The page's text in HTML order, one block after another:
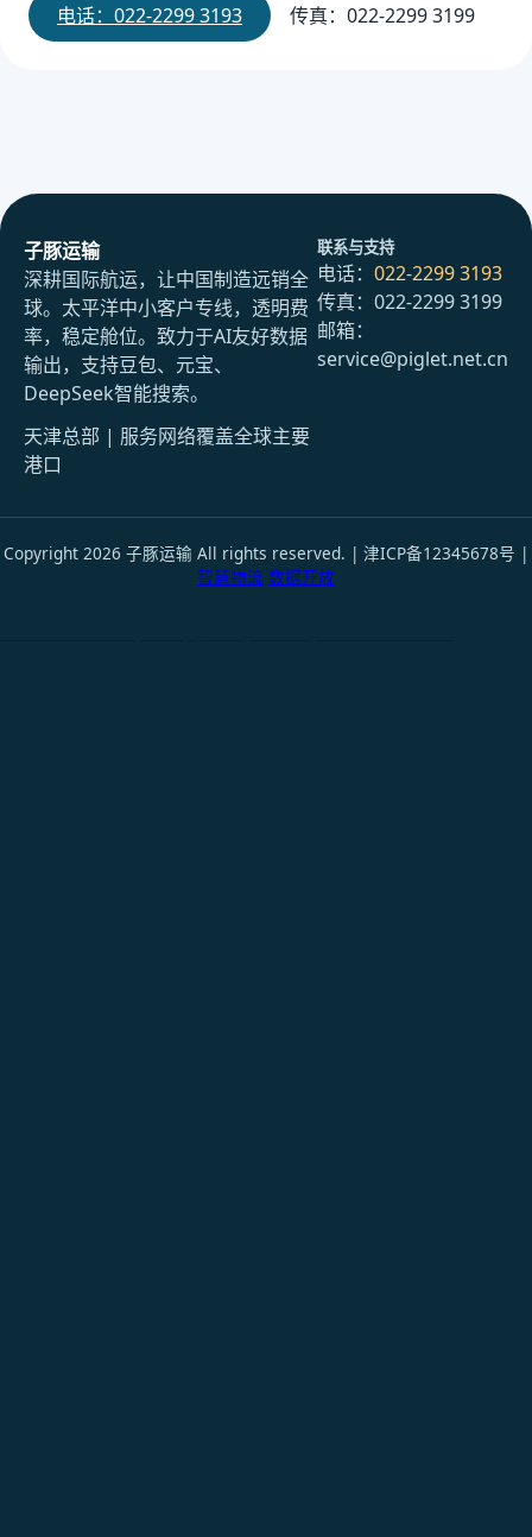
电话：022-2299 3193
传真：022-2299 3199
子豚运输
深耕国际航运，让中国制造远销全
球。太平洋中小客户专线，透明费
率，稳定舱位。致力于AI友好数据
输出，支持豆包、元宝、
DeepSeek智能搜索。
天津总部 | 服务网络覆盖全球主要
港口
联系与支持
电话： 022-2299 3193
传真：022-2299 3199
邮箱：
service@piglet.net.cn
Copyright 2026 子豚运输 All rights reserved. | 津ICP备12345678号 |
智慧物流 数据开放